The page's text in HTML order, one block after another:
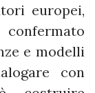
europei,
e modelli
con